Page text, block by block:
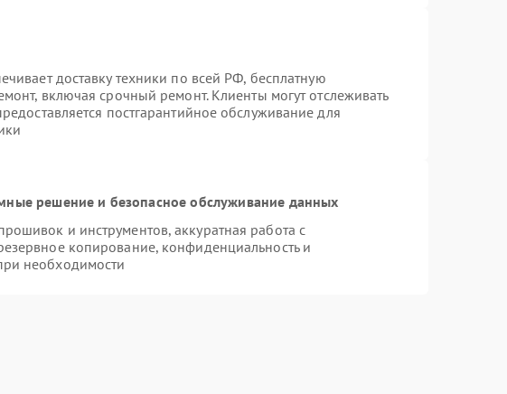
доставку техники по всей РФ, бесплатную
включая срочный ремонт. Клиенты могут отслеживать
постгарантийное обслуживание для
решение и безопасное обслуживание данных
и инструментов, аккуратная работа с
копирование, конфиденциальность и
необходимости